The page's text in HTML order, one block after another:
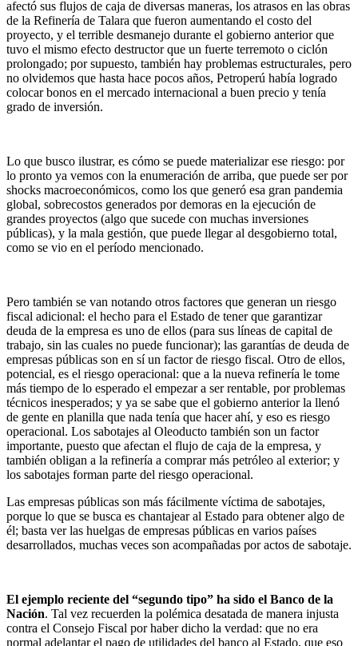
afectó sus flujos de caja de diversas maneras, los atrasos en las obras
de la Refinería de Talara que fueron aumentando el costo del
proyecto, y el terrible desmanejo durante el gobierno anterior que
tuvo el mismo efecto destructor que un fuerte terremoto o ciclón
prolongado; por supuesto, también hay problemas estructurales, pero
no olvidemos que hasta hace pocos años, Petroperú había logrado
colocar bonos en el mercado internacional a buen precio y tenía
grado de inversión.
Lo que busco ilustrar, es cómo se puede materializar ese riesgo: por
lo pronto ya vemos con la enumeración de arriba, que puede ser por
shocks macroeconómicos, como los que generó esa gran pandemia
global, sobrecostos generados por demoras en la ejecución de
grandes proyectos (algo que sucede con muchas inversiones
públicas), y la mala gestión, que puede llegar al desgobierno total,
como se vio en el período mencionado.
Pero también se van notando otros factores que generan un riesgo
fiscal adicional: el hecho para el Estado de tener que garantizar
deuda de la empresa es uno de ellos (para sus líneas de capital de
trabajo, sin las cuales no puede funcionar); las garantías de deuda de
empresas públicas son en sí un factor de riesgo fiscal. Otro de ellos,
potencial, es el riesgo operacional: que a la nueva refinería le tome
más tiempo de lo esperado el empezar a ser rentable, por problemas
técnicos inesperados; y ya se sabe que el gobierno anterior la llenó
de gente en planilla que nada tenía que hacer ahí, y eso es riesgo
operacional. Los sabotajes al Oleoducto también son un factor
importante, puesto que afectan el flujo de caja de la empresa, y
también obligan a la refinería a comprar más petróleo al exterior; y
los sabotajes forman parte del riesgo operacional.
Las empresas públicas son más fácilmente víctima de sabotajes,
porque lo que se busca es chantajear al Estado para obtener algo de
él; basta ver las huelgas de empresas públicas en varios países
desarrollados, muchas veces son acompañadas por actos de sabotaje.
El ejemplo reciente del “segundo tipo” ha sido el Banco de la
Nación. Tal vez recuerden la polémica desatada de manera injusta
contra el Consejo Fiscal por haber dicho la verdad: que no era
normal adelantar el pago de utilidades del banco al Estado, que eso